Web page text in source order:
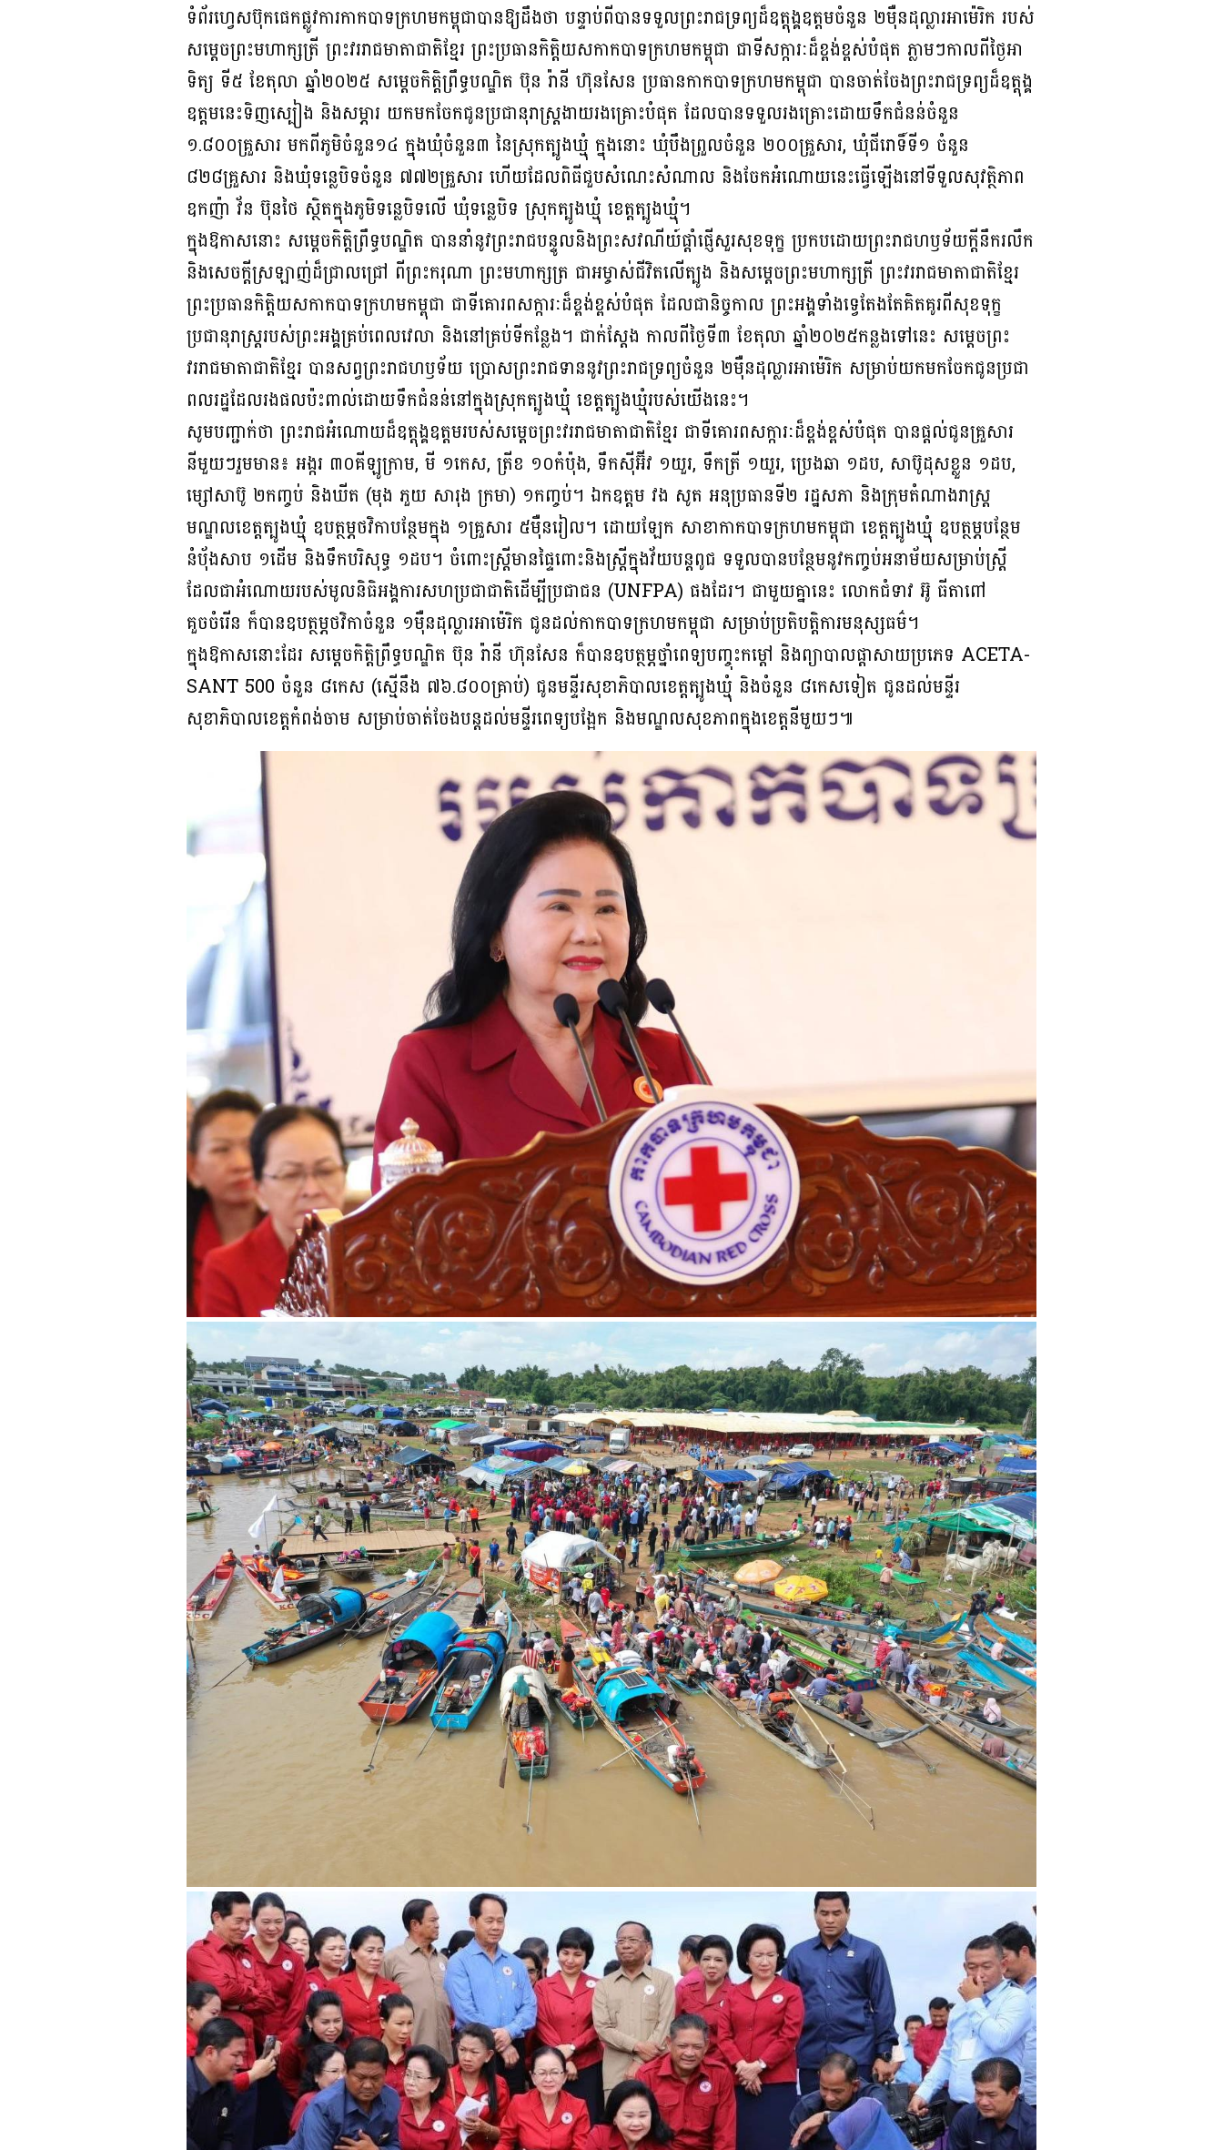
ទំព័រហ្វេសប៊ុកផេកផ្លូវការកាកបាទក្រហមកម្ពុជាបានឱ្យដឹងថា បន្ទាប់ពីបានទទួលព្រះរាជទ្រព្យដ៏ឧត្តុង្គឧត្តមចំនួន ២ម៉ឺនដុល្លារអាម៉េរិក របស់
សម្តេចព្រះមហាក្សត្រី ព្រះវររាជមាតាជាតិខ្មែរ ព្រះប្រធានកិត្តិយសកាកបាទក្រហមកម្ពុជា ជាទីសក្ការៈដ៏ខ្ពង់ខ្ពស់បំផុត ភ្លាមៗកាលពីថ្ងៃអា
ទិត្យ ទី៥ ខែតុលា ឆ្នាំ២០២៥ សម្តេចកិត្តិព្រឹទ្ធបណ្ឌិត ប៊ុន រ៉ានី ហ៊ុនសែន ប្រធានកាកបាទក្រហមកម្ពុជា បានចាត់ចែងព្រះរាជទ្រព្យដ៏ឧត្តុង្គ
ឧត្តមនេះទិញស្បៀង និងសម្ភារ យកមកចែកជូនប្រជានុរាស្ត្រងាយរងគ្រោះបំផុត ដែលបានទទួលរងគ្រោះដោយទឹកជំនន់ចំនួន
១.៨០០គ្រួសារ មកពីភូមិចំនួន១៤ ក្នុងឃុំចំនួន៣ នៃស្រុកត្បូងឃ្មុំ ក្នុងនោះ ឃុំបឹងព្រួលចំនួន ២០០គ្រួសារ, ឃុំជីរោទិ៍ទី១ ចំនួន
៨២៨គ្រួសារ និងឃុំទន្លេបិទចំនួន ៧៧២គ្រួសារ ហើយដែលពិធីជួបសំណេះសំណាល និងចែកអំណោយនេះធ្វើឡើងនៅទីទួលសុវត្ថិភាព
ឧកញ៉ា វ័ន ប៊ុនថៃ ស្ថិតក្នុងភូមិទន្លេបិទលើ ឃុំទន្លេបិទ ស្រុកត្បូងឃ្មុំ ខេត្តត្បូងឃ្មុំ។
ក្នុងឱកាសនោះ សម្តេចកិត្តិព្រឹទ្ធបណ្ឌិត បាននាំនូវព្រះរាជបន្ទូលនិងព្រះសវណីយ៍ផ្តាំផ្ញើសួរសុខទុក្ខ ប្រកបដោយព្រះរាជហឫទ័យក្តីនឹករលឹក
និងសេចក្តីស្រឡាញ់ដ៏ជ្រាលជ្រៅ ពីព្រះករុណា ព្រះមហាក្សត្រ ជាអម្ចាស់ជីវិតលើត្បូង និងសម្តេចព្រះមហាក្សត្រី ព្រះវររាជមាតាជាតិខ្មែរ
ព្រះប្រធានកិត្តិយសកាកបាទក្រហមកម្ពុជា ជាទីគោរពសក្ការៈដ៏ខ្ពង់ខ្ពស់បំផុត ដែលជានិច្ចកាល ព្រះអង្គទាំងទ្វេតែងតែគិតគូរពីសុខទុក្ខ
ប្រជានុរាស្ត្ររបស់ព្រះអង្គគ្រប់ពេលវេលា និងនៅគ្រប់ទីកន្លែង។ ជាក់ស្ដែង កាលពីថ្ងៃទី៣ ខែតុលា ឆ្នាំ២០២៥កន្លងទៅនេះ សម្តេចព្រះ
វររាជមាតាជាតិខ្មែរ បានសព្វព្រះរាជហឫទ័យ ប្រោសព្រះរាជទាននូវព្រះរាជទ្រព្យចំនួន ២ម៉ឺនដុល្លារអាម៉េរិក សម្រាប់យកមកចែកជូនប្រជា
ពលរដ្ឋដែលរងផលប៉ះពាល់ដោយទឹកជំនន់នៅក្នុងស្រុកត្បូងឃ្មុំ ខេត្តត្បូងឃ្មុំរបស់យើងនេះ។
សូមបញ្ជាក់ថា ព្រះរាជអំណោយដ៏ឧត្តុង្គឧត្តមរបស់សម្តេចព្រះវររាជមាតាជាតិខ្មែរ ជាទីគោរពសក្ការៈដ៏ខ្ពង់ខ្ពស់បំផុត បានផ្តល់ជូនគ្រួសារ
នីមួយៗរួមមាន៖ អង្ករ ៣០គីឡូក្រាម, មី ១កេស, ត្រីខ ១០កំប៉ុង, ទឹកស៊ីអ៊ីវ ១យួរ, ទឹកត្រី ១យួរ, ប្រេងឆា ១ដប, សាប៊ូដុសខ្លួន ១ដប,
ម្សៅសាប៊ូ ២កញ្ចប់ និងឃីត (មុង ភួយ សារុង ក្រមា) ១កញ្ចប់។ ឯកឧត្តម វង សូត អនុប្រធានទី២ រដ្ឋសភា និងក្រុមតំណាងរាស្ត្រ
មណ្ឌលខេត្តត្បូងឃ្មុំ ឧបត្ថម្ភថវិកាបន្ថែមក្នុង ១គ្រួសារ ៥ម៉ឺនរៀល។ ដោយឡែក សាខាកាកបាទក្រហមកម្ពុជា ខេត្តត្បូងឃ្មុំ ឧបត្ថម្ភបន្ថែម
នំប៉័ងសាប ១ដើម និងទឹកបរិសុទ្ធ ១ដប។ ចំពោះស្ត្រីមានផ្ទៃពោះនិងស្ត្រីក្នុងវ័យបន្តពូជ ទទួលបានបន្ថែមនូវកញ្ចប់អនាម័យសម្រាប់ស្ត្រី
ដែលជាអំណោយរបស់មូលនិធិអង្គការសហប្រជាជាតិដេីម្បីប្រជាជន (UNFPA) ផងដែរ។ ជាមួយគ្នានេះ លោកជំទាវ អ៊ូ ធីតាពៅ
គួចចំរេីន ក៏បានឧបត្ថម្ភថវិកាចំនួន ១ម៉ឺនដុល្លារអាម៉េរិក ជូនដល់កាកបាទក្រហមកម្ពុជា សម្រាប់ប្រតិបត្តិការមនុស្សធម៌។
ក្នុងឱកាសនោះដែរ សម្តេចកិត្តិព្រឹទ្ធបណ្ឌិត ប៊ុន រ៉ានី ហ៊ុនសែន ក៏បានឧបត្ថម្ភថ្នាំពេទ្យបញ្ចុះកម្តៅ និងព្យាបាលផ្តាសាយប្រភេទ ACETA-
SANT 500 ចំនួន ៨កេស (ស្មើនឹង ៧៦.៨០០គ្រាប់) ជូនមន្ទីរសុខាភិបាលខេត្តត្បូងឃ្មុំ និងចំនួន ៨កេសទៀត ជូនដល់មន្ទីរ
សុខាភិបាលខេត្តកំពង់ចាម សម្រាប់ចាត់ចែងបន្តដល់មន្ទីរពេទ្យបង្អែក និងមណ្ឌលសុខភាពក្នុងខេត្តនីមួយៗ៕